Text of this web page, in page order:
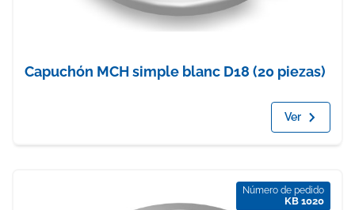
Capuchón MCH simple blanc D18 (20 piezas)
Ver
Número de pedido
KB 1020